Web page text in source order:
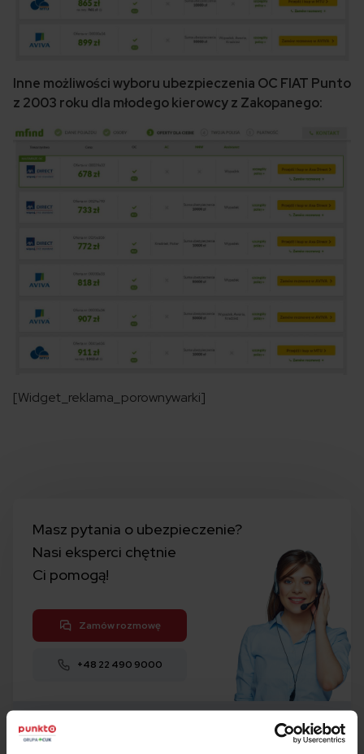
Inne możliwości wyboru ubezpieczenia OC FIAT Punto
z 2003 roku dla młodego kierowcy z Zakopanego:
[Widget_reklama_porownywarki]
Masz pytania o ubezpieczenie?
Nasi eksperci chętnie
Ci pomogą!
Zamów rozmowę
+48 22 490 9000
Kalkulator